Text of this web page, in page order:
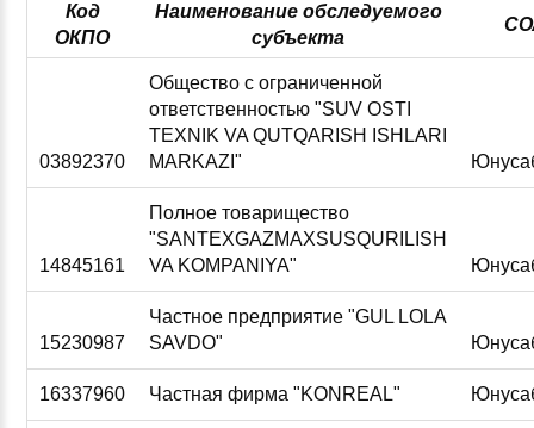
Код
ОКПО
Наименование обследуемого
субъекта
03892370
Общество с ограниченной
ответственностью "SUV OSTI
TEXNIK VA QUTQARISH ISHLARI
MARKAZI"
14845161
Полное товарищество
"SANTEXGAZMAXSUSQURILISH
VA KOMPANIYA"
15230987
Частное предприятие "GUL LOLA
SAVDO"
16337960 Частная фирма "KONREAL"